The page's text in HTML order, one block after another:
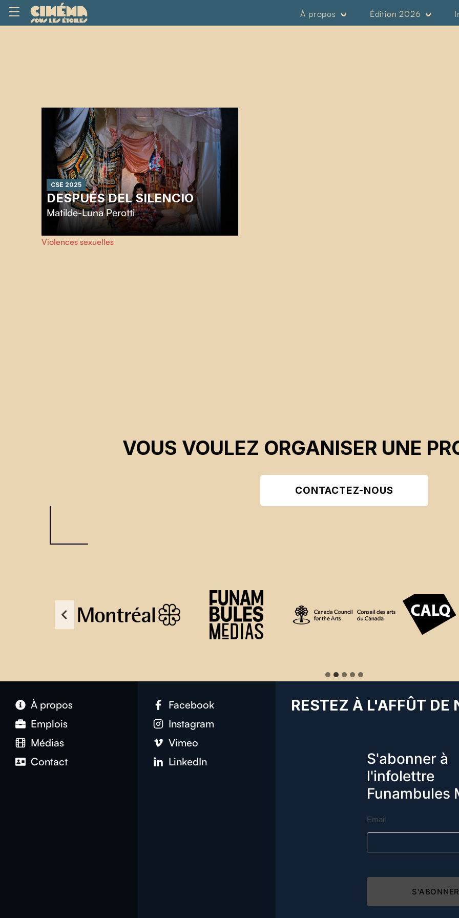
À propos Édition 2026
CSE 2025
DESPUÉS DEL SILENCIO
Matilde-Luna Perotti
La parole brise le silence de la victime, arme essentielle
contre la force de l'agresseur, vers la liberté.
Violences sexuelles
VOUS VOULEZ ORGANISER UNE
CONTACTEZ-NOUS
À propos
Emplois
Médias
Contact
Facebook
Instagram
Vimeo
LinkedIn
RESTEZ À L'AFFÛT DE
S'abonner à
l'infolettre
Funambules
Email
S'ABONNER